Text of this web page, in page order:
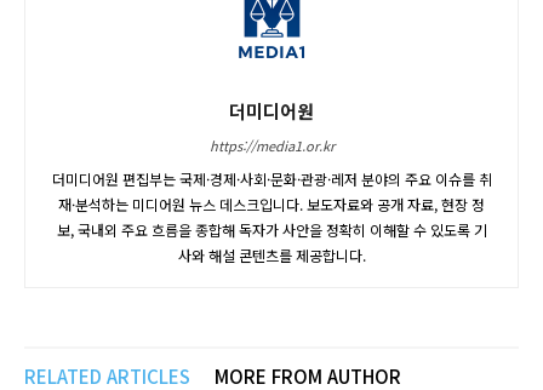
더미디어원
https://media1.or.kr
더미디어원 편집부는 국제·경제·사회·문화·관광·레저 분야의 주요 이슈를 취
재·분석하는 미디어원 뉴스 데스크입니다. 보도자료와 공개 자료, 현장 정
보, 국내외 주요 흐름을 종합해 독자가 사안을 정확히 이해할 수 있도록 기
사와 해설 콘텐츠를 제공합니다.
RELATED ARTICLES MORE FROM AUTHOR